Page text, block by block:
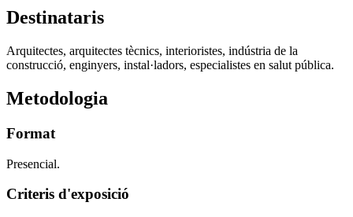
Destinataris
Arquitectes, arquitectes tècnics, interioristes, indústria de la
construcció, enginyers, instal·ladors, especialistes en salut pública.
Metodologia
Format
Presencial.
Criteris d'exposició